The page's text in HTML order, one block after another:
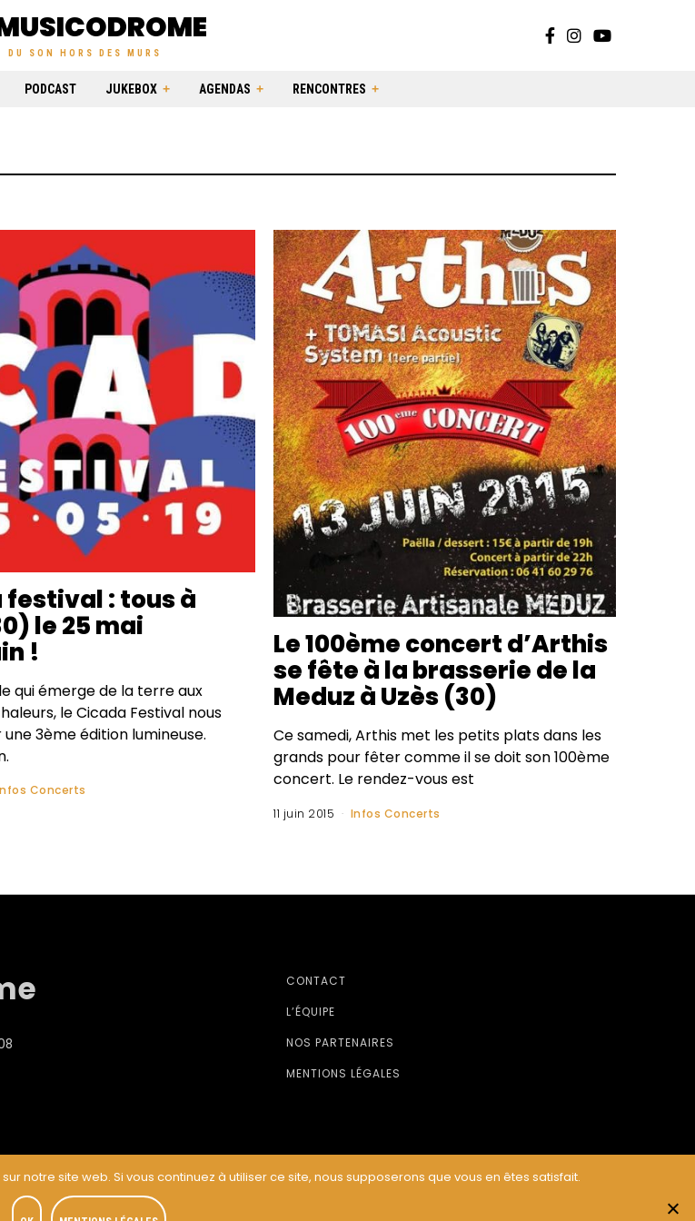
DU SON HORS DES MURS
PODCAST JUKEBOX AGENDAS RENCONTRES
festival : tous à
le 25 mai
!
qui émerge de la terre aux
le Cicada Festival nous
3ème édition lumineuse.
Concerts
Le 100ème concert d’Arthis
se fête à la brasserie de la
Meduz à Uzès (30)
Ce samedi, Arthis met les petits plats dans les
grands pour fêter comme il se doit son 100ème
concert. Le rendez-vous est
11 juin 2015 Infos Concerts
CONTACT
L’ÉQUIPE
NOS PARTENAIRES
MENTIONS LÉGALES
notre site web. Si vous continuez à utiliser ce site, nous supposerons que vous en êtes satisfait.